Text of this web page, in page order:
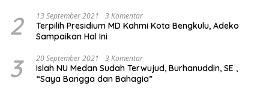
2 13 September 2021 3 Komentar
Terpilih Presidium MD Kahmi Kota Bengkulu, Adeko
Sampaikan Hal Ini
3 20 September 2021 3 Komentar
Islah NU Medan Sudah Terwujud, Burhanuddin, SE ,
“Saya Bangga dan Bahagia”